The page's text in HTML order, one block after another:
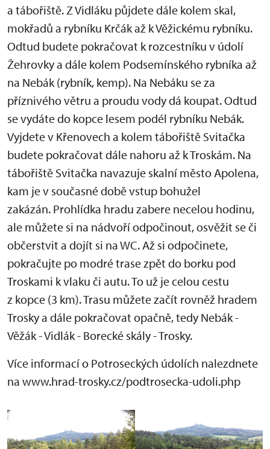
a tábořiště. Z Vidláku půjdete dále kolem skal,
mokřadů a rybníku Krčák až k Věžickému rybníku.
Odtud budete pokračovat k rozcestníku v údolí
Žehrovky a dále kolem Podsemínského rybníka až
na Nebák (rybník, kemp). Na Nebáku se za
příznivého větru a proudu vody dá koupat. Odtud
se vydáte do kopce lesem podél rybníku Nebák.
Vyjdete v Křenovech a kolem tábořiště Svitačka
budete pokračovat dále nahoru až k Troskám. Na
tábořiště Svitačka navazuje skalní město Apolena,
kam je v současné době vstup bohužel
zakázán. Prohlídka hradu zabere necelou hodinu,
ale můžete si na nádvoří odpočinout, osvěžit se či
občerstvit a dojít si na WC. Až si odpočinete,
pokračujte po modré trase zpět do borku pod
Troskami k vlaku či autu. To už je celou cestu
z kopce (3 km). Trasu můžete začít rovněž hradem
Trosky a dále pokračovat opačně, tedy Nebák -
Věžák - Vidlák - Borecké skály - Trosky.
Více informací o Potroseckých údolích nalezdnete
na www.hrad-trosky.cz/podtrosecka-udoli.php